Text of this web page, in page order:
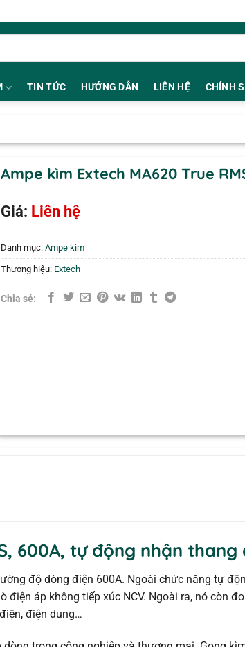
TIN TỨC HƯỚNG DẪN LIÊN HỆ CHÍNH
Ampe kìm Extech MA620 True
Giá: Liên hệ
Danh mục:Ampe kìm
Thương hiệu: Extech
Chia sẻ:
600A, tự động nhận thang
độ dòng điện 600A. Ngoài chức năng tự
điện áp không tiếp xúc NCV. Ngoài ra, nó còn đo
điện dung…